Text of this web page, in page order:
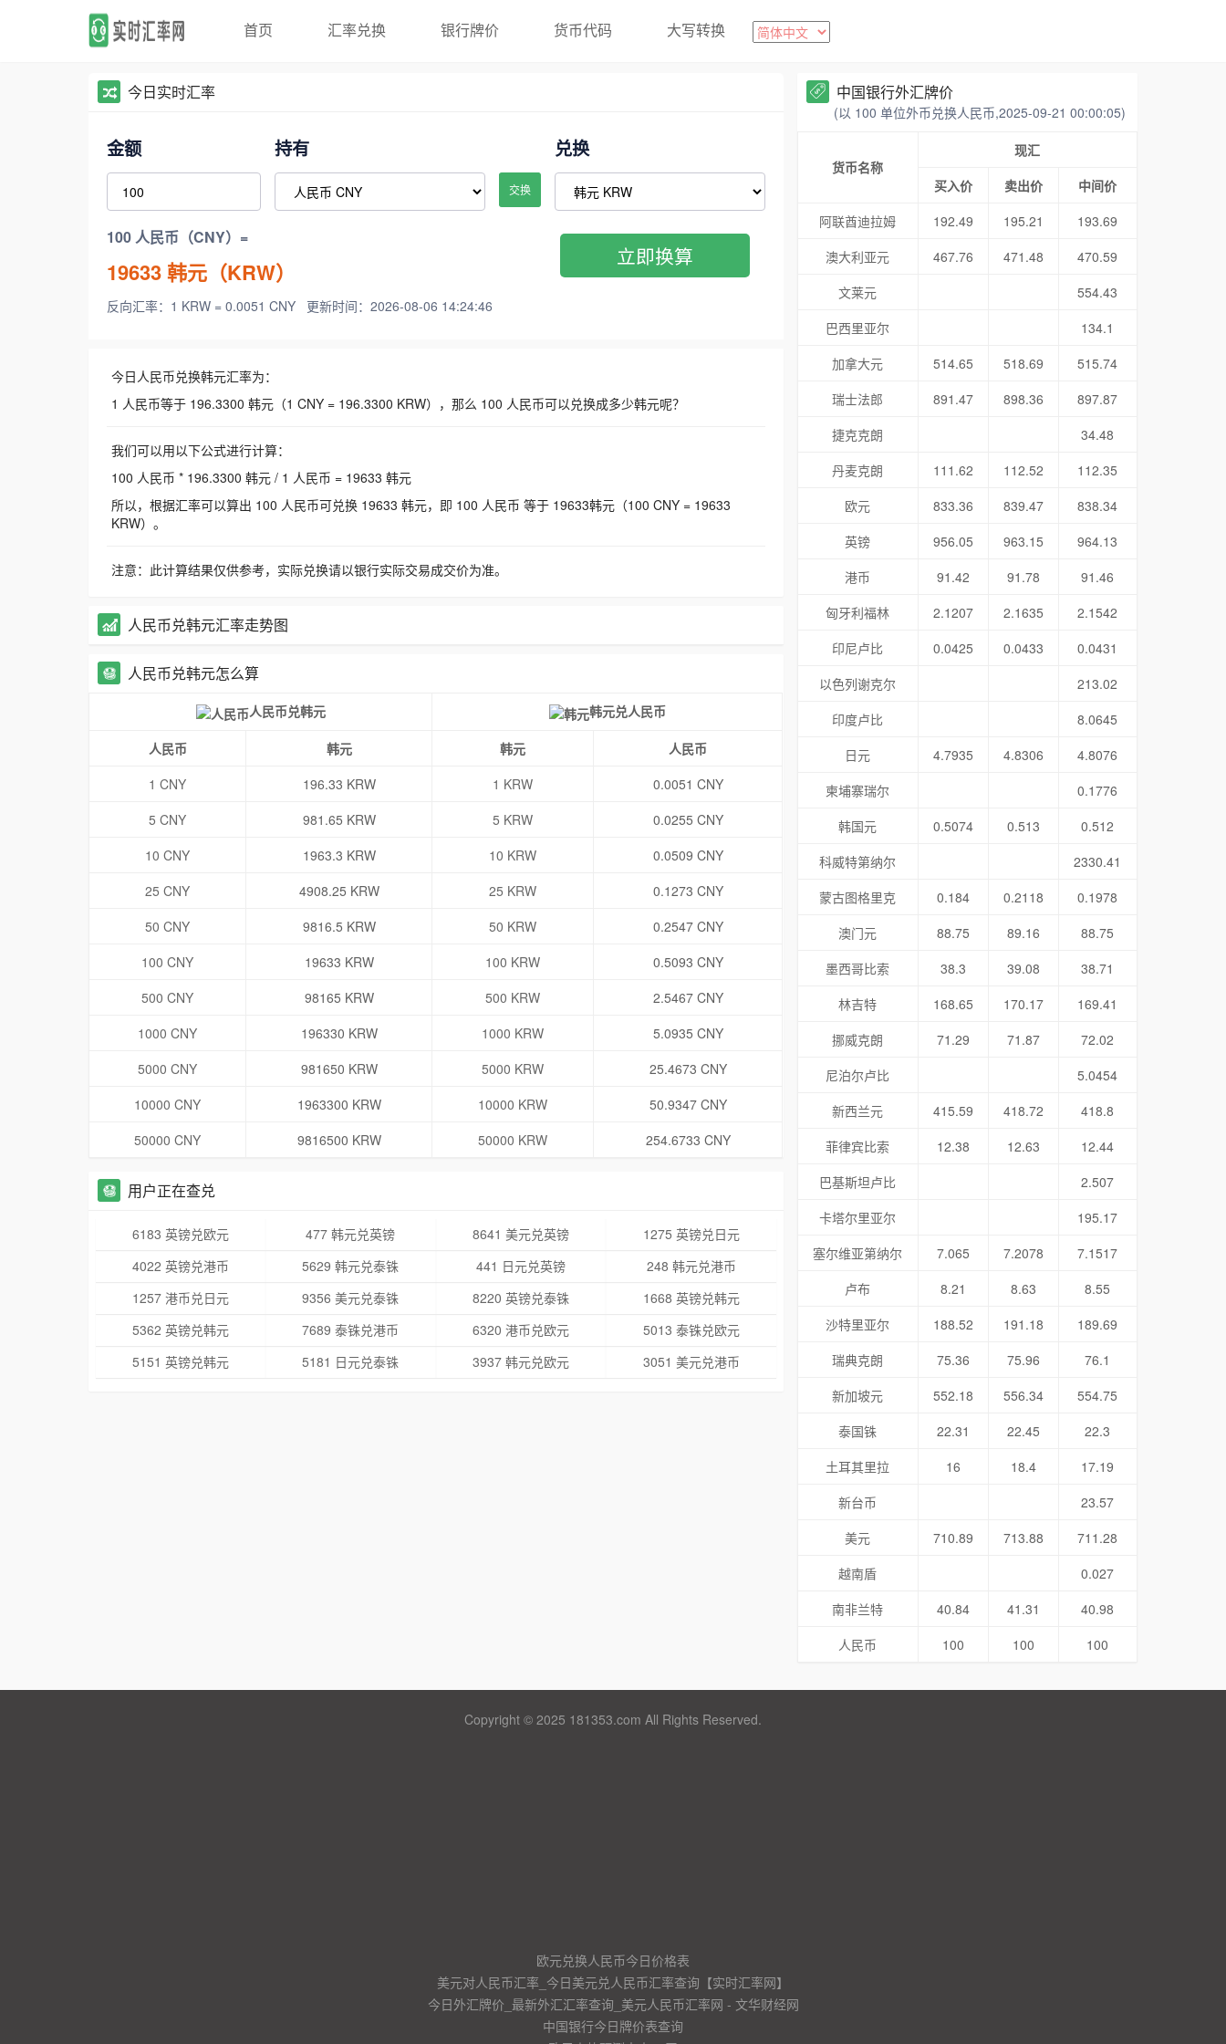
首页 汇率兑换 银行牌价 货币代码 大写转换
今日实时汇率
金额 持有
交换
兑换
100 人民币（CNY）=
19633韩元（KRW）
反向汇率：1 KRW = 0.0051 CNY 更新时间：2026-08-06 14:24:46
立即换算
今日人民币兑换韩元汇率为：
1 人民币等于 196.3300 韩元（1 CNY = 196.3300 KRW），那么 100 人民币可以兑换成多少韩元呢？
我们可以用以下公式进行计算：
100 人民币 * 196.3300 韩元 / 1 人民币 = 19633 韩元
所以，根据汇率可以算出 100 人民币可兑换 19633 韩元，即 100 人民币 等于 19633韩元（100 CNY = 19633
KRW）。
注意：此计算结果仅供参考，实际兑换请以银行实际交易成交价为准。
人民币兑韩元汇率走势图
人民币兑韩元怎么算
人民币兑韩元 韩元兑人民币
人民币 韩元 韩元
人民币
1 CNY
196.33 KRW 1 KRW
0.0051 CNY
5 CNY
981.65 KRW 5 KRW
0.0255 CNY
10 CNY
1963.3 KRW 10 KRW
0.0509 CNY
25 CNY
4908.25 KRW 25 KRW
0.1273 CNY
50 CNY
9816.5 KRW 50 KRW
0.2547 CNY
100 CNY
19633 KRW 100 KRW
0.5093 CNY
500 CNY
98165 KRW 500 KRW
2.5467 CNY
1000 CNY
196330 KRW 1000 KRW
5.0935 CNY
5000 CNY
981650 KRW 5000 KRW
25.4673 CNY
10000 CNY
1963300 KRW 10000 KRW
50.9347 CNY
50000 CNY
9816500 KRW 50000 KRW 254.6733 CNY
用户正在查兑
6183 英镑兑欧元 477 韩元兑英镑 8641 美元兑英镑
1275 英镑兑日元
4022 英镑兑港币
5629 韩元兑泰铢 441 日元兑英镑
248 韩元兑港币
1257 港币兑日元
9356 美元兑泰铢 8220 英镑兑泰铢
1668 英镑兑韩元
5362 英镑兑韩元
7689 泰铢兑港币 6320 港币兑欧元
5013 泰铢兑欧元
5151 英镑兑韩元
5181 日元兑泰铢 3937 韩元兑欧元 3051 美元兑港币
中国银行外汇牌价
(以 100 单位外币兑换人民币,2025-09-21 00:00:05)
货币名称
现汇
买入价
卖出价
中间价
阿联酋迪拉姆
192.49 195.21
193.69
澳大利亚元
467.76 471.48
470.59
文莱元
554.43
巴西里亚尔
134.1
加拿大元
514.65 518.69
515.74
瑞士法郎
891.47 898.36
897.87
捷克克朗
34.48
丹麦克朗
111.62 112.52
112.35
欧元
833.36 839.47
838.34
英镑
956.05 963.15
964.13
港币
91.42 91.78
91.46
匈牙利福林
2.1207 2.1635
2.1542
印尼卢比
0.0425 0.0433
0.0431
以色列谢克尔
213.02
印度卢比
8.0645
日元
4.7935 4.8306
4.8076
柬埔寨瑞尔
0.1776
韩国元
0.5074 0.513
0.512
科威特第纳尔
2330.41
蒙古图格里克
0.184 0.2118
0.1978
澳门元
88.75 89.16
88.75
墨西哥比索
38.3 39.08
38.71
林吉特
168.65 170.17
169.41
挪威克朗
71.29 71.87
72.02
尼泊尔卢比
5.0454
新西兰元
415.59 418.72
418.8
菲律宾比索
12.38 12.63
12.44
巴基斯坦卢比
2.507
卡塔尔里亚尔
195.17
塞尔维亚第纳尔
7.065 7.2078
7.1517
卢布
8.21 8.63
8.55
沙特里亚尔
188.52 191.18
189.69
瑞典克朗
75.36 75.96
76.1
新加坡元
552.18 556.34
554.75
泰国铢
22.31 22.45
22.3
土耳其里拉
16 18.4
17.19
新台币
23.57
美元
710.89 713.88
711.28
越南盾
0.027
南非兰特
40.84 41.31
40.98
人民币
100 100 100
Copyright © 2025 181353.com All Rights Reserved.
欧元兑换人民币今日价格表
美元对人民币汇率_今日美元兑人民币汇率查询【实时汇率网】
今日外汇牌价_最新外汇汇率查询_美元人民币汇率网 - 文华财经网
中国银行今日牌价表查询